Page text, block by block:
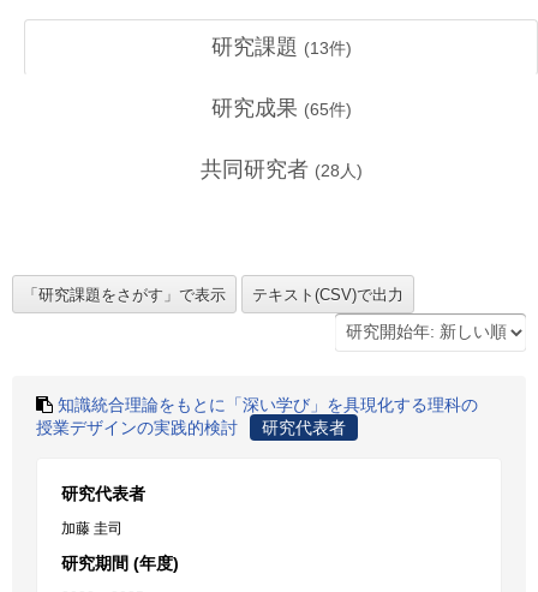
研究課題 (13件)
研究成果 (65件)
共同研究者 (28 人)
知識統合理論をもとに「深い学び」を具現化する理科の
授業デザインの実践的検討
研究代表者
研究代表者
加藤 圭司
研究期間 (年度)